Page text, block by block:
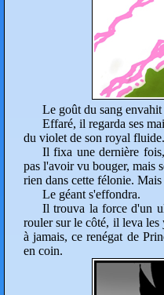
Le goût du sang
Effaré, il regarda ses
du violet de son royal fluide.
Il fixa une dernière
pas l'avoir vu bouger, mais
rien dans cette félonie.
Le géant s'effondra.
Il trouva la force d'un
rouler sur le côté, il leva les
à jamais, ce renégat de
en coin.